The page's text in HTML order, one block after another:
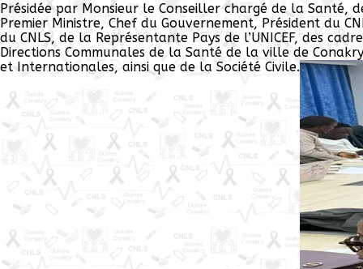
Présidée par Monsieur le Conseiller chargé de la Santé,
Premier Ministre, Chef du Gouvernement, Président du
du CNLS, de la Représentante Pays de l’UNICEF, des
Directions Communales de la Santé de la ville de
et Internationales, ainsi que de la Société Civile.